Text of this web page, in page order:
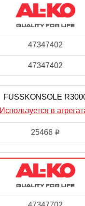
47347402
47347402
FUSSKONSOLE
Используется в
25466 i